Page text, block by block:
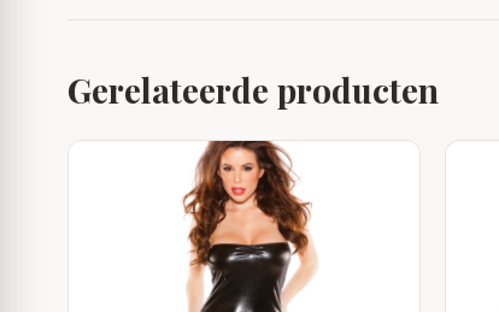
Gerelateerde producten